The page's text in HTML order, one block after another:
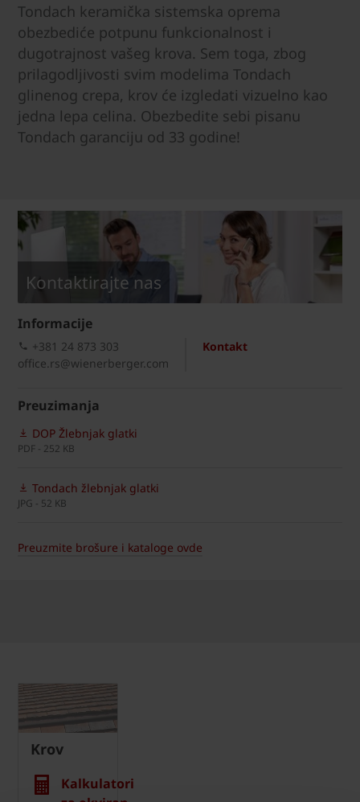
Tondach keramička sistemska oprema
obezbediće potpunu funkcionalnost i
dugotrajnost vašeg krova. Sem toga, zbog
prilagodljivosti svim modelima Tondach
glinenog crepa, krov će izgledati vizuelno kao
jedna lepa celina. Obezbedite sebi pisanu
Tondach garanciju od 33 godine!
Kontaktirajte nas
Informacije
Kontakt
+381 24 873 303
office.rs@wienerberger.com
Preuzimanja
DOP Žlebnjak glatki
PDF - 252 KB
Tondach žlebnjak glatki
JPG - 52 KB
Preuzmite brošure i kataloge ovde
Krov
Kalkulatori